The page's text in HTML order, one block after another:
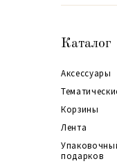
Каталог
Аксессуары
Корзины
Лента
подарков